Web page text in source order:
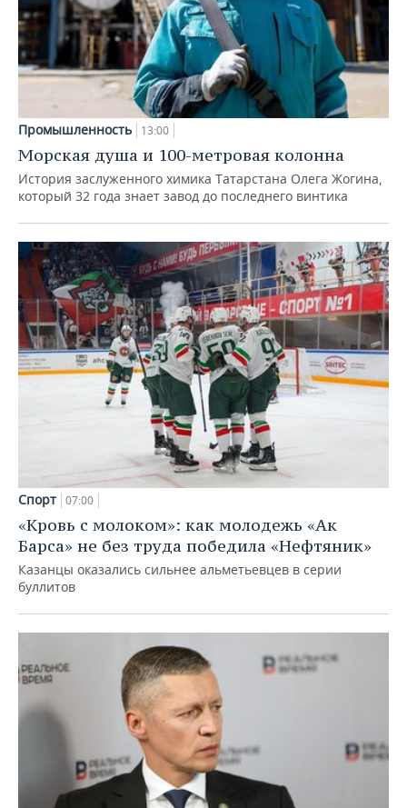
Промышленность 13:00
Морская душа и 100-метровая колонна
История заслуженного химика Татарстана Олега Жогина,
который 32 года знает завод до последнего винтика
Спорт 07:00
«Кровь с молоком»: как молодежь «Ак
Барса» не без труда победила «Нефтяник»
Казанцы оказались сильнее альметьевцев в серии
буллитов